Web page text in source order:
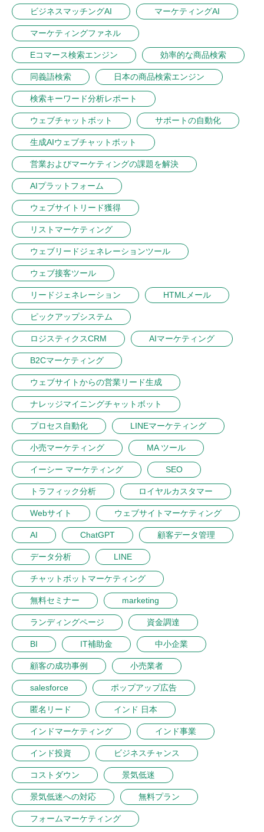
ビジネスマッチングAI マーケティングAI
マーケティングファネル
Eコマース検索エンジン 効率的な商品検索
同義語検索 日本の商品検索エンジン
検索キーワード分析レポート
ウェブチャットボット サポートの自動化
生成AIウェブチャットボット
営業およびマーケティングの課題を解決
AIプラットフォーム
ウェブサイトリード獲得
リストマーケティング
ウェブリードジェネレーションツール
ウェブ接客ツール
リードジェネレーション HTMLメール
ピックアップシステム
ロジスティクスCRM AIマーケティング
B2Cマーケティング
ウェブサイトからの営業リード生成
ナレッジマイニングチャットボット
プロセス自動化 LINEマーケティング
小売マーケティング MA ツール
イーシー マーケティング SEO
トラフィック分析 ロイヤルカスタマー
Webサイト ウェブサイトマーケティング
AI ChatGPT 顧客データ管理
データ分析 LINE
チャットボットマーケティング
無料セミナー marketing
ランディングページ 資金調達
BI IT補助金 中小企業
顧客の成功事例 小売業者
salesforce ポップアップ広告
匿名リード インド 日本
インドマーケティング インド事業
インド投資 ビジネスチャンス
コストダウン 景気低迷
景気低迷への対応 無料プラン
フォームマーケティング